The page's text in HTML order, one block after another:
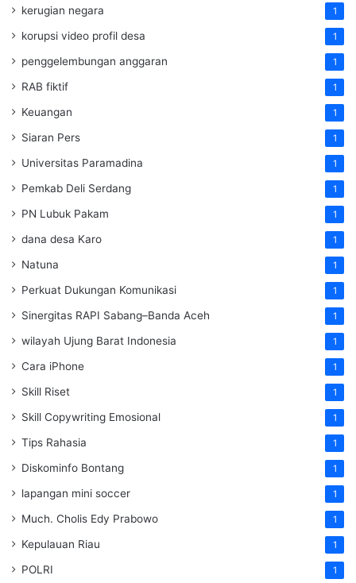
kerugian negara 1
korupsi video profil desa 1
penggelembungan anggaran 1
RAB fiktif 1
Keuangan 1
Siaran Pers 1
Universitas Paramadina 1
Pemkab Deli Serdang 1
PN Lubuk Pakam 1
dana desa Karo 1
Natuna 1
Perkuat Dukungan Komunikasi 1
Sinergitas RAPI Sabang–Banda Aceh 1
wilayah Ujung Barat Indonesia 1
Cara iPhone 1
Skill Riset 1
Skill Copywriting Emosional 1
Tips Rahasia 1
Diskominfo Bontang 1
lapangan mini soccer 1
Much. Cholis Edy Prabowo 1
Kepulauan Riau 1
POLRI 1